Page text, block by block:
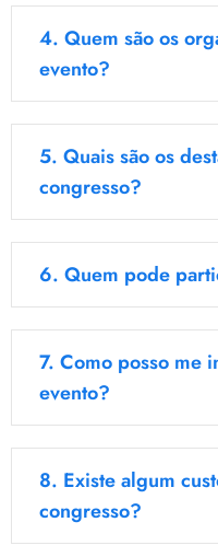
4. Quem são os
evento?
5. Quais são os
congresso?
6. Quem pode
7. Como posso me
evento?
8. Existe algum
congresso?